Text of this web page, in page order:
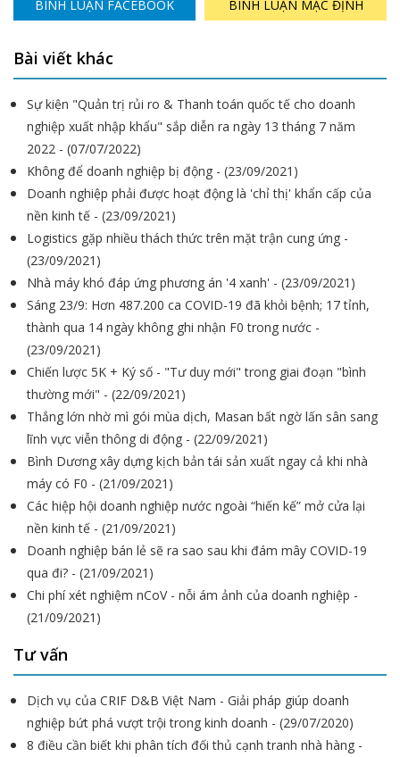
BÌNH LUẬN FACEBOOK BÌNH LUẬN MẶC ĐỊNH
Bài viết khác
Sự kiện "Quản trị rủi ro & Thanh toán quốc tế cho doanh
nghiệp xuất nhập khẩu" sắp diễn ra ngày 13 tháng 7 năm
2022 - (07/07/2022)
Không để doanh nghiệp bị động - (23/09/2021)
Doanh nghiệp phải được hoạt động là 'chỉ thị' khẩn cấp của
nền kinh tế - (23/09/2021)
Logistics gặp nhiều thách thức trên mặt trận cung ứng -
(23/09/2021)
Nhà máy khó đáp ứng phương án '4 xanh' - (23/09/2021)
Sáng 23/9: Hơn 487.200 ca COVID-19 đã khỏi bệnh; 17 tỉnh,
thành qua 14 ngày không ghi nhận F0 trong nước -
(23/09/2021)
Chiến lược 5K + Ký số - "Tư duy mới" trong giai đoạn "bình
thường mới" - (22/09/2021)
Thắng lớn nhờ mì gói mùa dịch, Masan bất ngờ lấn sân sang
lĩnh vực viễn thông di động - (22/09/2021)
Bình Dương xây dựng kịch bản tái sản xuất ngay cả khi nhà
máy có F0 - (21/09/2021)
Các hiệp hội doanh nghiệp nước ngoài “hiến kế” mở cửa lại
nền kinh tế - (21/09/2021)
Doanh nghiệp bán lẻ sẽ ra sao sau khi đám mây COVID-19
qua đi? - (21/09/2021)
Chi phí xét nghiệm nCoV - nỗi ám ảnh của doanh nghiệp -
(21/09/2021)
Tư vấn
Dịch vụ của CRIF D&B Việt Nam - Giải pháp giúp doanh
nghiệp bứt phá vượt trội trong kinh doanh - (29/07/2020)
8 điều cần biết khi phân tích đối thủ cạnh tranh nhà hàng -